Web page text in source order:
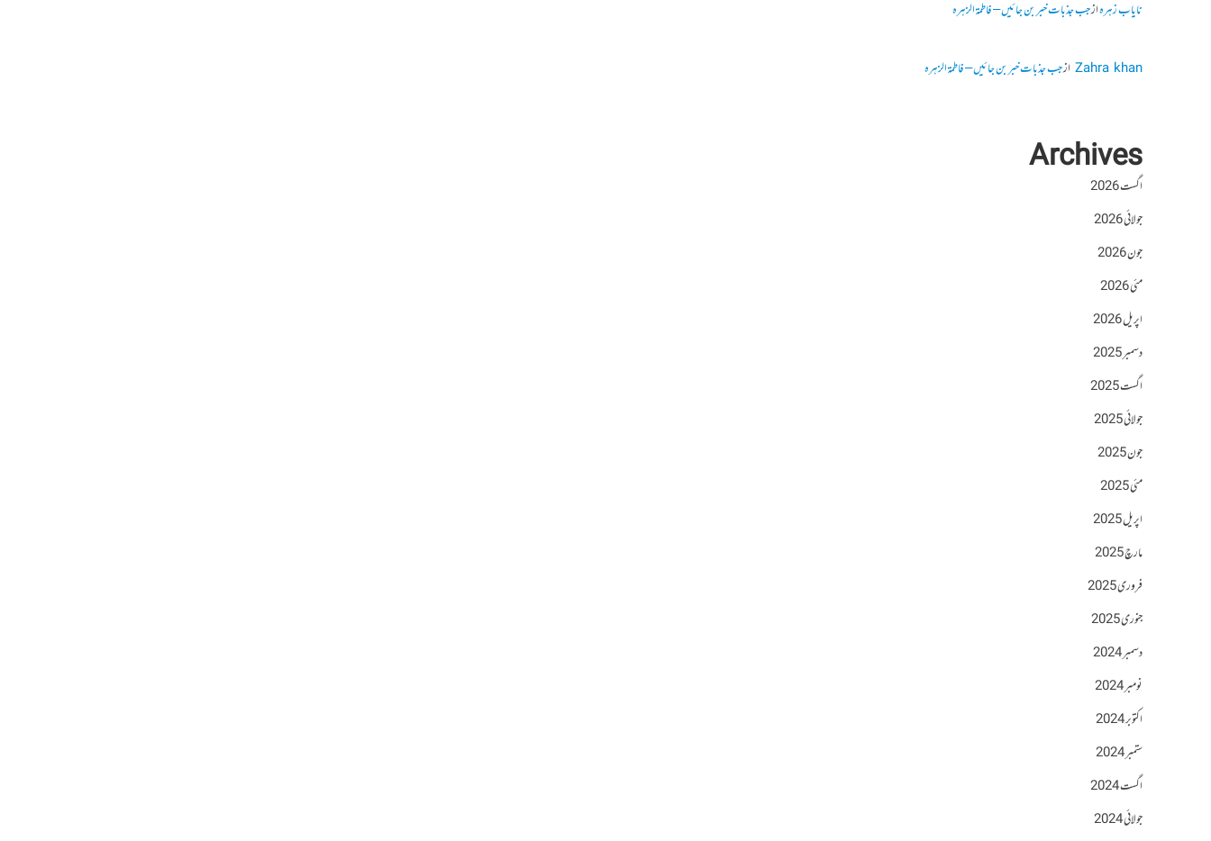
نایاب زہرہازجب جذبات خبر بن جائیں – فاطمۃالزہرہ
Zahra khanازجب جذبات خبر بن جائیں – فاطمۃالزہرہ
Archives
اگست 2026
جولائی 2026
جون 2026
مئی 2026
اپریل 2026
دسمبر 2025
اگست 2025
جولائی 2025
جون 2025
مئی 2025
اپریل 2025
مارچ 2025
فروری 2025
جنوری 2025
دسمبر 2024
نومبر 2024
اکتوبر 2024
ستمبر 2024
اگست 2024
جولائی 2024